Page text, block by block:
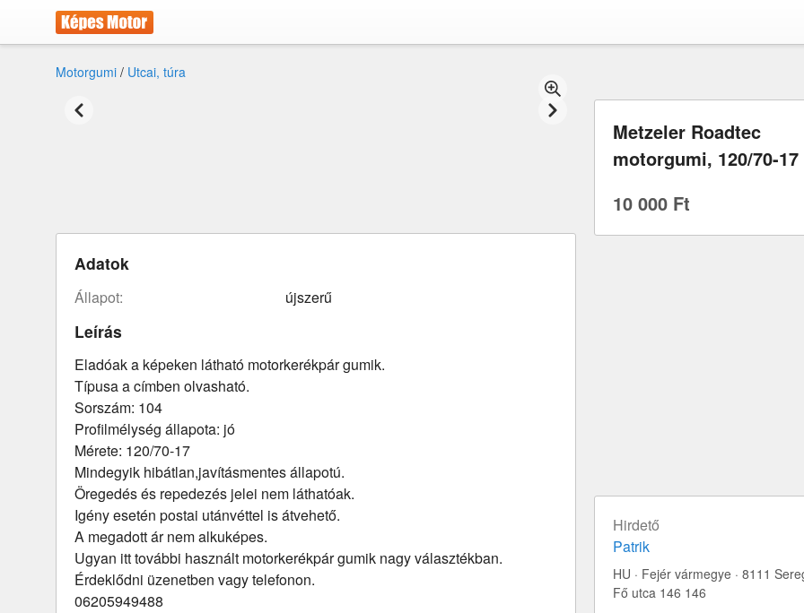
Motorgumi / Utcai, túra
Metzeler Roadtec
motorgumi, 120/70-17
10 000 Ft
Hirdető
Patrik
HU · Fejér vármegye · 8111
Fő utca 146 146
Adatok
állapot: újszerű
Leírás
Eladóak a képeken látható motorkerékpár gumik.
Típusa a címben olvasható.
Sorszám: 104
Profilmélység állapota: jó
Mérete: 120/70-17
Mindegyik hibátlan,javításmentes állapotú.
Öregedés és repedezés jelei nem láthatóak.
Igény esetén postai utánvéttel is átvehető.
A megadott ár nem alkuképes.
Ugyan itt további használt motorkerékpár gumik nagy választékban.
Érdeklődni üzenetben vagy telefonon.
06205949488